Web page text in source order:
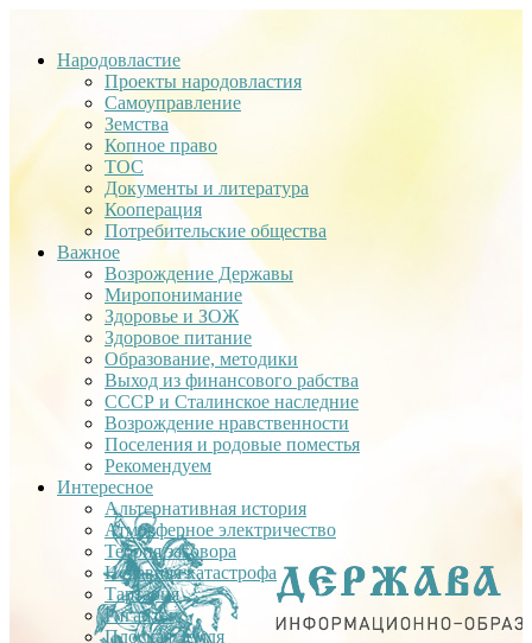
Народовластие
Проекты народовластия
Самоуправление
Земства
Копное право
ТОС
Документы и литература
Кооперация
Потребительские общества
Важное
Возрождение Державы
Миропонимание
Здоровье и ЗОЖ
Здоровое питание
Образование, методики
Выход из финансового рабства
СССР и Сталинское наследние
Возрождение нравственности
Поселения и родовые поместья
Рекомендуем
Интересное
Альтернативная история
Атмосферное электричество
Теория заговора
Недавняя катастрофа
Тартария
Гиганты
Плоская Земля